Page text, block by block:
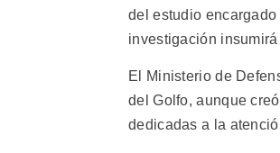
del estudio
investigación
El Ministerio de
del Golfo, aunque
dedicadas a la